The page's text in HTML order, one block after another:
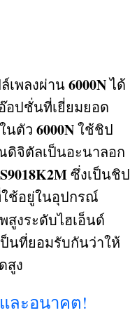
เพลงผ่าน6000Nได้
อปชั่นที่เยี่ยมยอด
ในตัว 6000Nใช้ชิป
จิตัลเป็นอะนาลอก
ซึ่งเป็นชิป
ใช้อยู่ในอุปกรณ์
งระดับไฮเอ็นด์
นที่ยอมรับกันว่าให้
สูง
ละอนาคต!